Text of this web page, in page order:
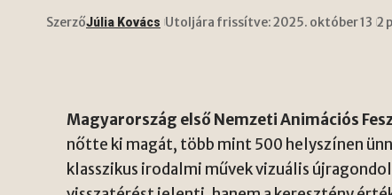
SzerzőJúlia Kovács Utoljára frissítve: 2025. október 13 2
Magyarország első Nemzeti Animációs
nőtte ki magát, több mint 500 helyszínen
klasszikus irodalmi művek vizuális